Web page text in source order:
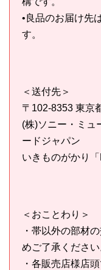
•良品のお届け先
す。
＜送付先＞
〒102-8353 東京
(株)ソニー・ミュ
ードジャパン
いきものがかり
＜おことわり＞
・帯以外の部材
めご了承ください
・各販売店様店